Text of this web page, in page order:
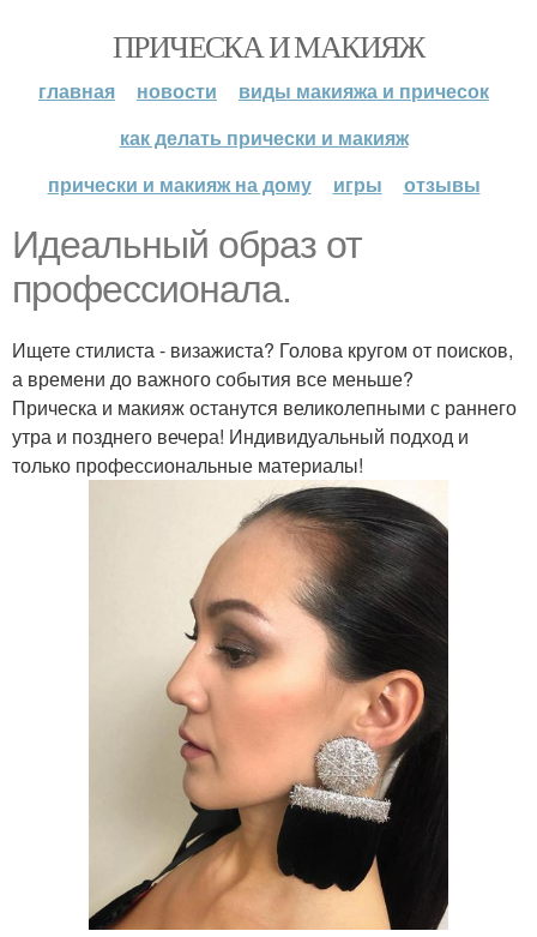
ПРИЧЕСКА И МАКИЯЖ
главная новости
виды макияжа и причесок
как делать прически и макияж
прически и макияж на дому
игры отзывы
Идеальный образ от
профессионала.
Ищете стилиста - визажиста? Голова кругом от поисков,
а времени до важного события все меньше?
Прическа и макияж останутся великолепными с раннего
утра и позднего вечера! Индивидуальный подход и
только профессиональные материалы!